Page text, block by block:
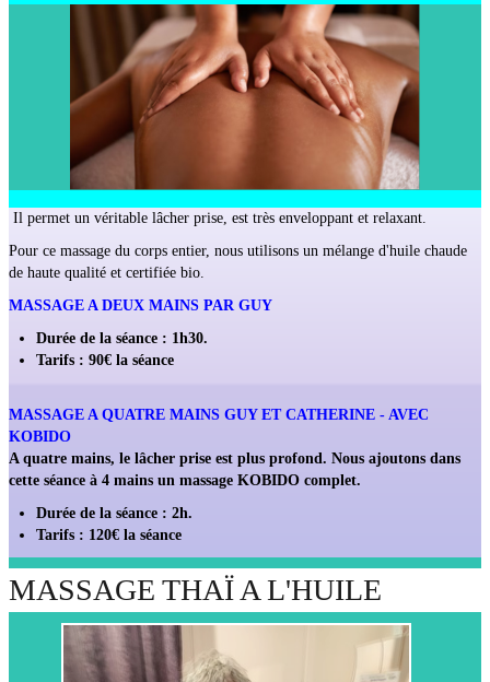
Il permet un véritable lâcher prise, est très enveloppant et relaxant.
Pour ce massage du corps entier, nous utilisons un mélange d'huile chaude
de haute qualité et certifiée bio.
MASSAGE A DEUX MAINS PAR GUY
Durée de la séance : 1h30.
Tarifs : 90€ la séance
MASSAGE A QUATRE MAINS GUY ET CATHERINE - AVEC
KOBIDO
A quatre mains, le lâcher prise est plus profond. Nous ajoutons dans
cette séance à 4 mains un massage KOBIDO complet.
Durée de la séance : 2h.
Tarifs : 120€ la séance
MASSAGE THAÏ A L'HUILE